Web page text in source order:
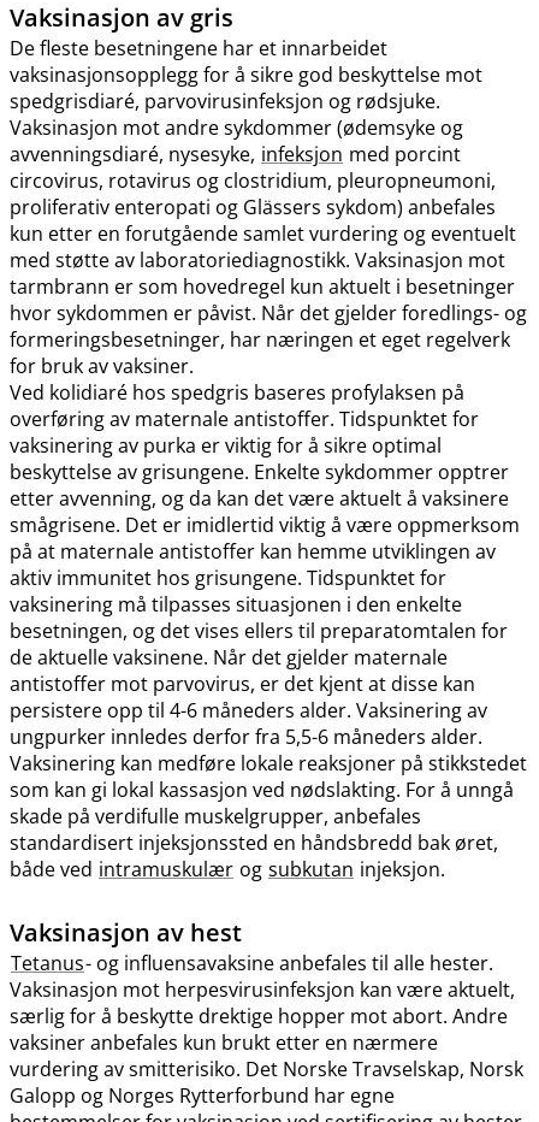
Vaksinasjon av gris
De fleste besetningene har et innarbeidet
vaksinasjonsopplegg for å sikre god beskyttelse mot
spedgrisdiaré, parvovirusinfeksjon og rødsjuke.
Vaksinasjon mot andre sykdommer (ødemsyke og
avvenningsdiaré, nysesyke, infeksjon med porcint
circovirus, rotavirus og clostridium, pleuropneumoni,
proliferativ enteropati og Glässers sykdom) anbefales
kun etter en forutgående samlet vurdering og eventuelt
med støtte av laboratoriediagnostikk. Vaksinasjon mot
tarmbrann er som hovedregel kun aktuelt i besetninger
hvor sykdommen er påvist. Når det gjelder foredlings- og
formeringsbesetninger, har næringen et eget regelverk
for bruk av vaksiner.
Ved kolidiaré hos spedgris baseres profylaksen på
overføring av maternale antistoffer. Tidspunktet for
vaksinering av purka er viktig for å sikre optimal
beskyttelse av grisungene. Enkelte sykdommer opptrer
etter avvenning, og da kan det være aktuelt å vaksinere
smågrisene. Det er imidlertid viktig å være oppmerksom
på at maternale antistoffer kan hemme utviklingen av
aktiv immunitet hos grisungene. Tidspunktet for
vaksinering må tilpasses situasjonen i den enkelte
besetningen, og det vises ellers til preparatomtalen for
de aktuelle vaksinene. Når det gjelder maternale
antistoffer mot parvovirus, er det kjent at disse kan
persistere opp til 4-6 måneders alder. Vaksinering av
ungpurker innledes derfor fra 5,5-6 måneders alder.
Vaksinering kan medføre lokale reaksjoner på stikkstedet
som kan gi lokal kassasjon ved nødslakting. For å unngå
skade på verdifulle muskelgrupper, anbefales
standardisert injeksjonssted en håndsbredd bak øret,
både ved intramuskulær og subkutan injeksjon.
Vaksinasjon av hest
Tetanus- og influensavaksine anbefales til alle hester.
Vaksinasjon mot herpesvirusinfeksjon kan være aktuelt,
særlig for å beskytte drektige hopper mot abort. Andre
vaksiner anbefales kun brukt etter en nærmere
vurdering av smitterisiko. Det Norske Travselskap, Norsk
Galopp og Norges Rytterforbund har egne